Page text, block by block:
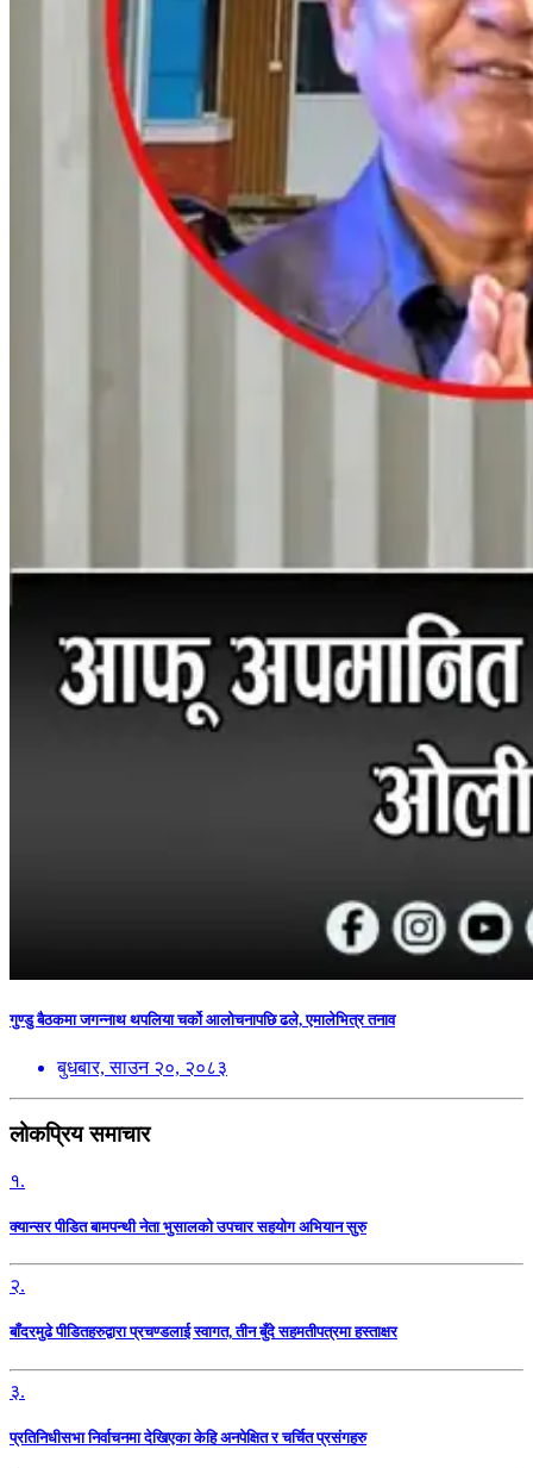
गुण्डु बैठकमा जगन्नाथ थपलिया चर्को आलोचनापछि ढले, एमालेभित्र तनाव
बुधबार, साउन २०, २०८३
लोकप्रिय समाचार
१.
क्यान्सर पीडित बामपन्थी नेता भुसालकाे उपचार सहयोग अभियान सुरु
२.
बाँदरमुढे पीडितहरुद्वारा प्रचण्डलाई स्वागत, तीन बुँदे सहमतीपत्रमा हस्ताक्षर
३.
प्रतिनिधीसभा निर्वाचनमा देखिएका केहि अनपेक्षित र चर्चित प्रसंगहरु